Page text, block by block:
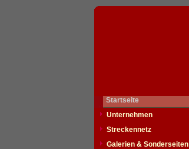
Startseite
Unternehmen
Streckennetz
Galerien & Sonderseiten